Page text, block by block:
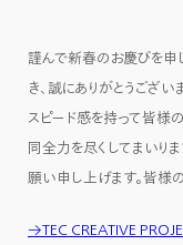
謹んで新春のお慶びを申
き、誠にありがとうござ
スピード感を持って皆様
同全力を尽くしてまいり
願い申し上げます。皆様
→TEC CREATIVE